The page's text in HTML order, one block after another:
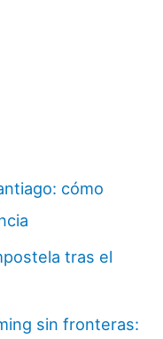
cómo
tras el
sin fronteras: